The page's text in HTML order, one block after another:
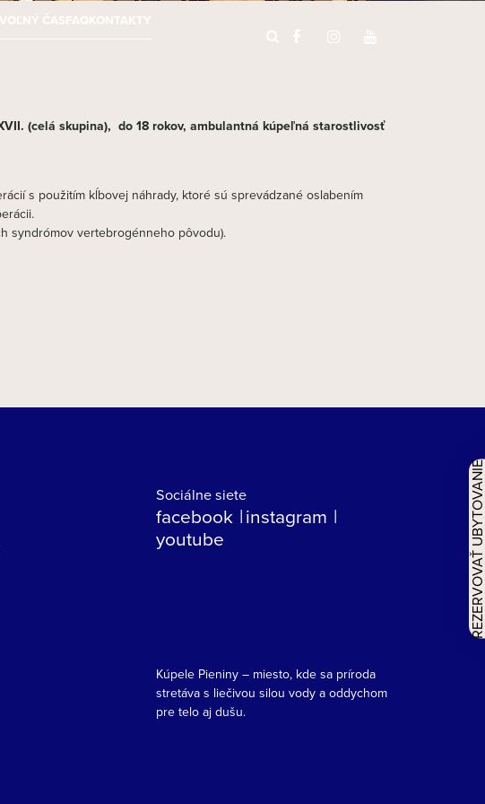
VOĽNÝ ČASFAQKONTAKTY
(celá skupina), do 18 rokov, ambulantná kúpeľná starostlivosť
s použitím kĺbovej náhrady, ktoré sú sprevádzané oslabením
syndrómov vertebrogénneho pôvodu).
Sociálne siete
facebook instagram
youtube
Kúpele Pieniny – miesto, kde sa príroda
stretáva s liečivou silou vody a oddychom
pre telo aj dušu.